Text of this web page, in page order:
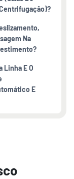
Na
Linha E O
E